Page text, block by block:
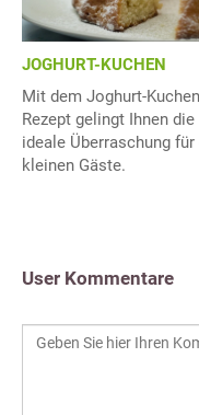
JOGHURT-KUCHEN
Mit dem Joghurt-
Rezept gelingt Ihnen die
ideale Überraschung für
kleinen Gäste.
User Kommentare